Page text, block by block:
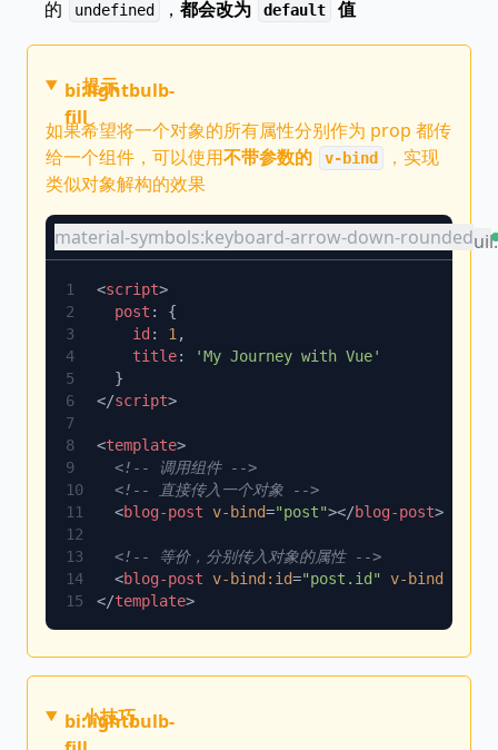
的 undefined ， 都会改为 default 值
bi:lightbulb-
fill
提示
如果希望将一个对象的所有属性分别作为 prop 都传
给一个组件，可以使用不带参数的 v-bind
，实现
类似对象解构的效果
material-symbols:keyboard-arrow-down-rounded
<script
  post
    id
: 1
    title
:
</script
<template
  <
blog-post v-bind="post"></blog-post
  <
blog-post v-bind:id="post.id" v-bind:title
</template
bi:lightbulb-
小技巧